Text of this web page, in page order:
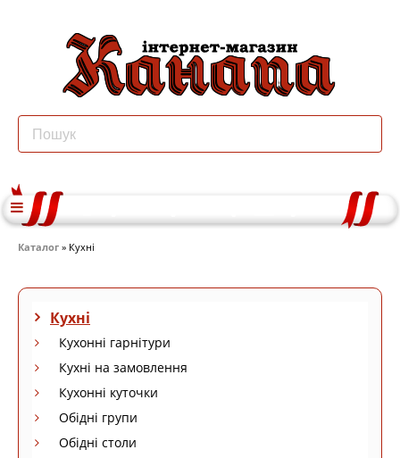
Каталог » Кухні
Кухні
Кухонні гарнітури
Кухні на замовлення
Кухонні куточки
Обідні групи
Обідні столи